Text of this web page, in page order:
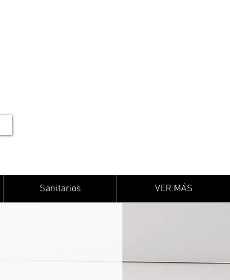
Sanitarios VER MÁS